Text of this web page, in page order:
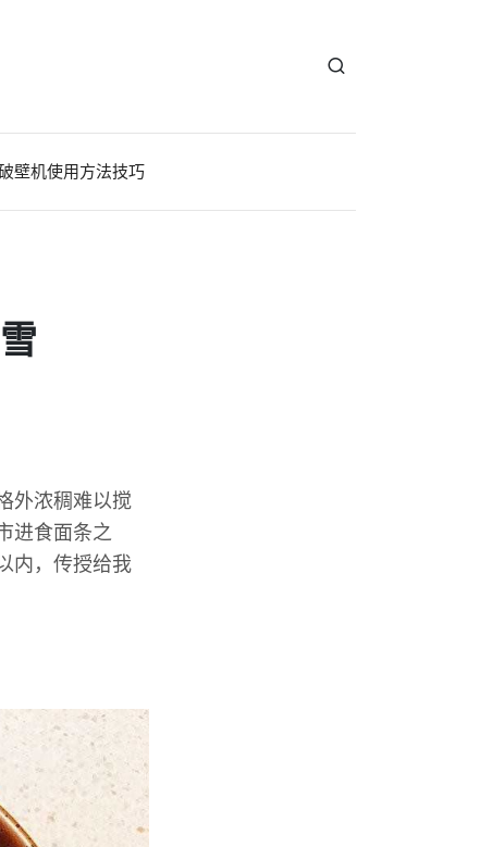
壁机使用方法技巧
外浓稠难以搅
进食面条之
内，传授给我